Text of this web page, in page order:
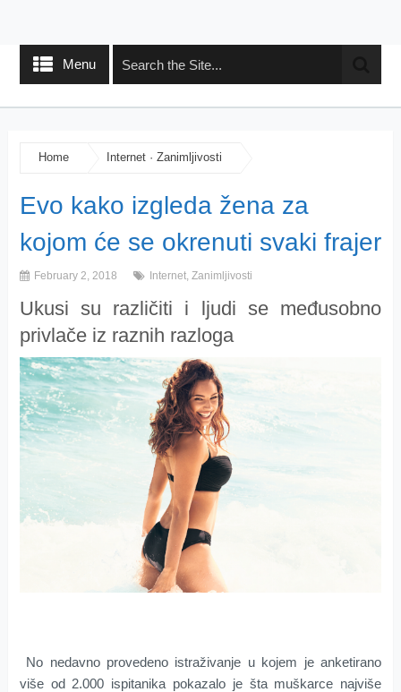
Menu
Home Internet· Zanimljivosti
Evo kako izgleda žena za
kojom će se okrenuti svaki frajer
February 2, 2018 Internet, Zanimljivosti
Ukusi su različiti i ljudi se međusobno
privlače iz raznih razloga
No nedavno provedeno istraživanje u kojem je anketirano
više od 2.000 ispitanika pokazalo je šta muškarce najviše